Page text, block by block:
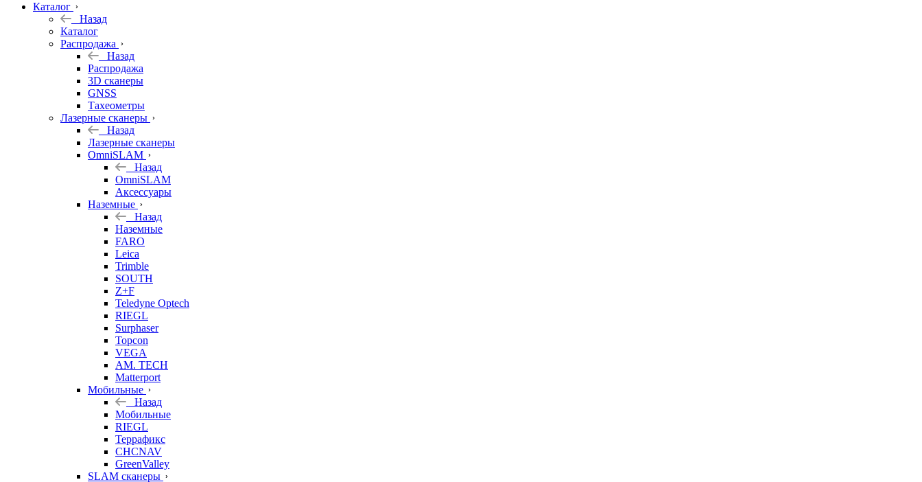
Каталог
Назад
Каталог
Распродажа
Назад
Распродажа
3D сканеры
GNSS
Тахеометры
Лазерные сканеры
Назад
Лазерные сканеры
OmniSLAM
Назад
OmniSLAM
Аксессуары
Наземные
Назад
Наземные
FARO
Leica
Trimble
SOUTH
Z+F
Teledyne Optech
RIEGL
Surphaser
Topcon
VEGA
AM. TECH
Matterport
Мобильные
Назад
Мобильные
RIEGL
Террафикс
CHCNAV
GreenValley
SLAM сканеры